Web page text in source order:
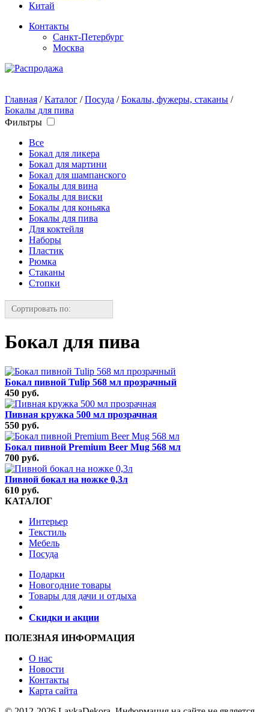
Китай
Контакты
Санкт-Петербург
Москва
Главная /Каталог /Посуда /Бокалы, фужеры, стаканы /
Бокалы для пива
Фильтры
Все
Бокал для ликера
Бокал для мартини
Бокал для шампанского
Бокалы для вина
Бокалы для виски
Бокалы для коньяка
Бокалы для пива
Для коктейля
Наборы
Пластик
Рюмка
Стаканы
Стопки
Сортировать по:
Бокал для пива
Бокал пивной Tulip 568 мл прозрачный
450 руб.
Пивная кружка 500 мл прозрачная
550 руб.
Бокал пивной Premium Beer Mug 568 мл
700 руб.
Пивной бокал на ножке 0,3л
610 руб.
КАТАЛОГ
Интерьер
Текстиль
Мебель
Посуда
Подарки
Новогодние товары
Товары для дачи и отдыха
Скидки и акции
ПОЛЕЗНАЯ ИНФОРМАЦИЯ
О нас
Новости
Контакты
Карта сайта